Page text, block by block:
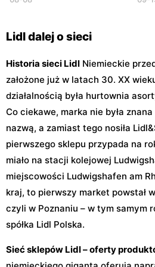
Lidl dalej o sieci
Historia sieci Lidl Niemieckie
założone już w latach 30. XX
działalnością była hurtownia
Co ciekawe, marka nie była
nazwą, a zamiast tego nosiła
pierwszego sklepu przypada na
miało na stacji kolejowej
miejscowości Ludwigshafen am
kraj, to pierwszy market powstał
czyli w Poznaniu – w tym samym
spółka Lidl Polska.
Sieć sklepów Lidl – oferty